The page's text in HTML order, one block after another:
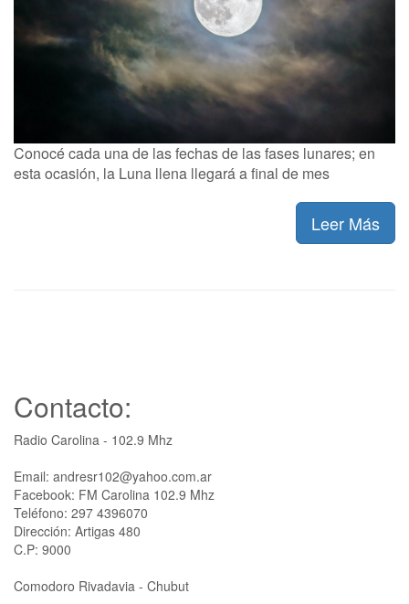
Conocé cada una de las fechas de las fases lunares; en
esta ocasión, la Luna llena llegará a final de mes
Leer Más
Contacto:
Radio Carolina - 102.9 Mhz
Email: andresr102@yahoo.com.ar
Facebook: FM Carolina 102.9 Mhz
Teléfono: 297 4396070
Dirección: Artigas 480
C.P: 9000
Comodoro Rivadavia - Chubut